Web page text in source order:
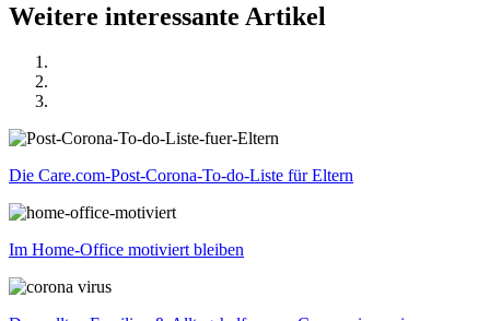
Weitere interessante Artikel
Die Care.com-Post-Corona-To-do-Liste für Eltern
Im Home-Office motiviert bleiben